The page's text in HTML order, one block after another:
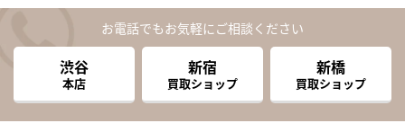
お電話でもお気軽にご相談ください
渋谷
本店
新宿
買取ショップ
新橋
買取ショップ